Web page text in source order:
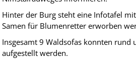
Hinter der Burg steht eine Infotafel
Samen für Blumenretter erworben
Insgesamt 9 Waldsofas konnten rund
aufgestellt werden.